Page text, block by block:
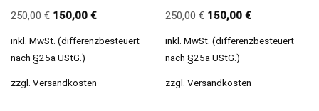
250,00€ 150,00 €
inkl. MwSt. (differenzbesteuert
nach §25a UStG.)
zzgl. Versandkosten
250,00€ 150,00€
inkl. MwSt. (differenzbesteuert
nach §25a UStG.)
zzgl.Versandkosten